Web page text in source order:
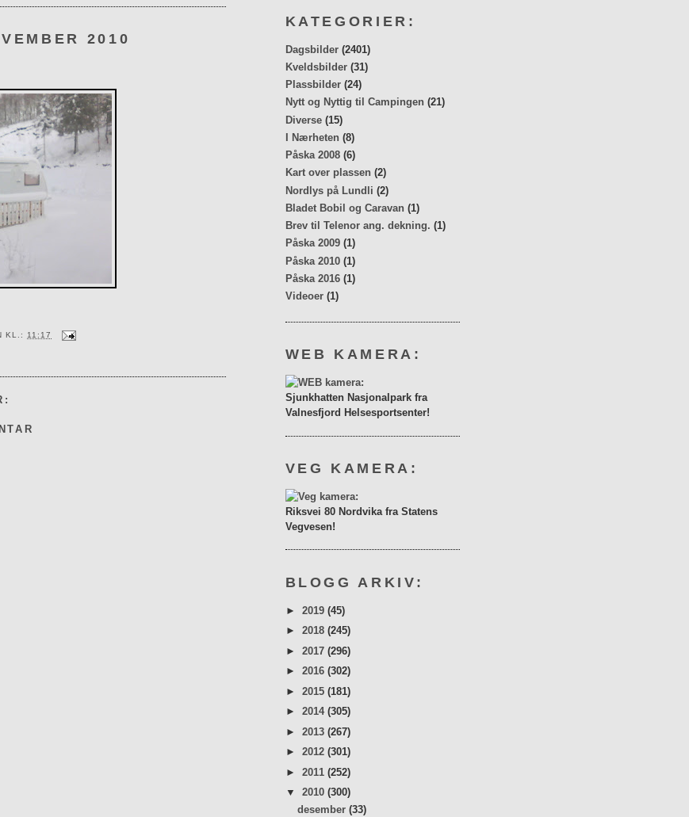
2010
KL.: 11:17
KATEGORIER:
Dagsbilder (2401)
Kveldsbilder (31)
Plassbilder (24)
Nytt og Nyttig til Campingen (21)
Diverse (15)
I Nærheten (8)
Påska 2008 (6)
Kart over plassen (2)
Nordlys på Lundli (2)
Bladet Bobil og Caravan (1)
Brev til Telenor ang. dekning. (1)
Påska 2009 (1)
Påska 2010 (1)
Påska 2016 (1)
Videoer (1)
WEB KAMERA:
Sjunkhatten Nasjonalpark fra
Valnesfjord Helsesportsenter!
VEG KAMERA:
Riksvei 80 Nordvika fra Statens
Vegvesen!
BLOGG ARKIV:
► 2019 (45)
► 2018 (245)
► 2017 (296)
► 2016 (302)
► 2015 (181)
► 2014 (305)
► 2013 (267)
► 2012 (301)
► 2011 (252)
▼ 2010 (300)
desember(33)